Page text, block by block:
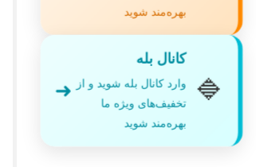
بهره‌مند شوید
🔷
کانال بله
وارد کانال بله شوید و از
تخفیف‌های ویژه ما
بهره‌مند شوید
➜